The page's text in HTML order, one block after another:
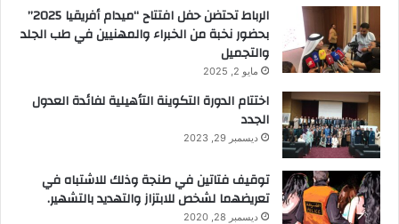
الرباط تحتضن حفل افتتاح “ميدام أفريقيا 2025”
بحضور نخبة من الخبراء والمهنيين في طب الجلد
والتجميل
مايو 2, 2025
اختتام الدورة التكوينة التأهيلية لفائدة العدول
الجدد
ديسمبر 29, 2023
توقيف فتاتين في طنجة وذلك للاشتباه في
تعريضهما لشخص للابتزاز والتهديد بالتشهير.
ديسمبر 28, 2020